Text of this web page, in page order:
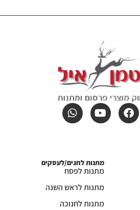
מתנות לחגים/לעסקים
מתנות לפסח
מתנות לראש השנה
מתנות לחנוכה